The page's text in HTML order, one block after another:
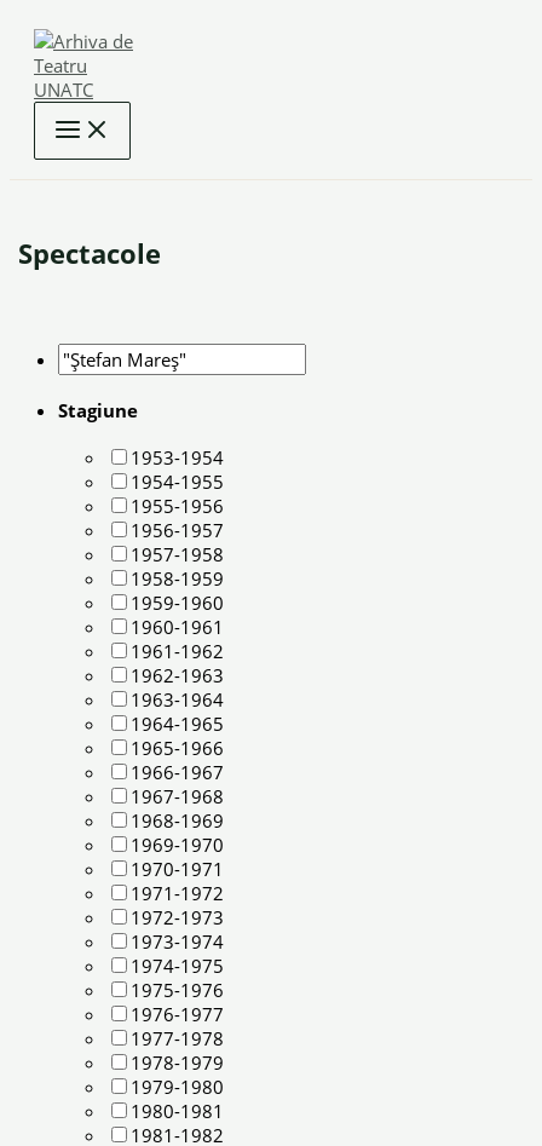
content
Spectacole
Stagiune
1953-1954
1954-1955
1955-1956
1956-1957
1957-1958
1958-1959
1959-1960
1960-1961
1961-1962
1962-1963
1963-1964
1964-1965
1965-1966
1966-1967
1967-1968
1968-1969
1969-1970
1970-1971
1971-1972
1972-1973
1973-1974
1974-1975
1975-1976
1976-1977
1977-1978
1978-1979
1979-1980
1980-1981
1981-1982